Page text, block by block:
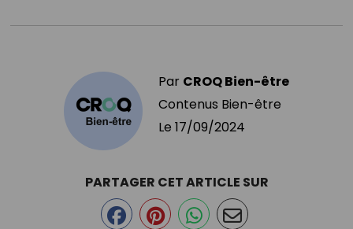
Par CROQ Bien-être
Contenus Bien-être
Le 17/09/2024
PARTAGER CET ARTICLE SUR